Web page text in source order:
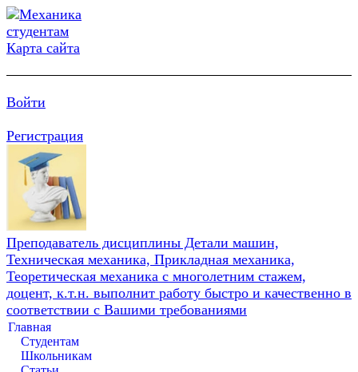
Карта сайта
Войти
Регистрация
Преподаватель дисциплины Детали машин,
Техническая механика, Прикладная механика,
Теоретическая механика с многолетним стажем,
доцент, к.т.н. выполнит работу быстро и качественно в
соответствии с Вашими требованиями
Главная
Студентам
Школьникам